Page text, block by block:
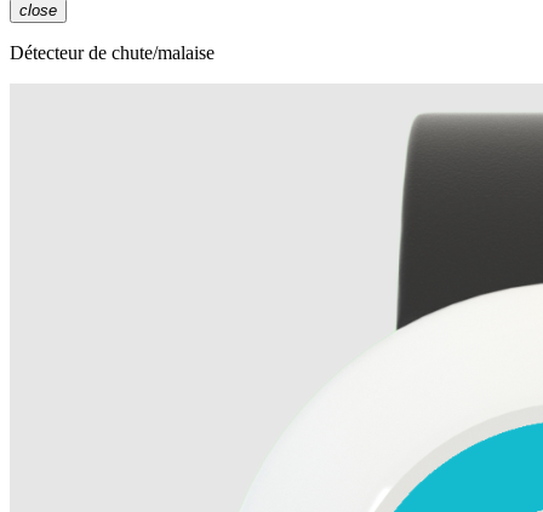
close
Détecteur de chute/malaise